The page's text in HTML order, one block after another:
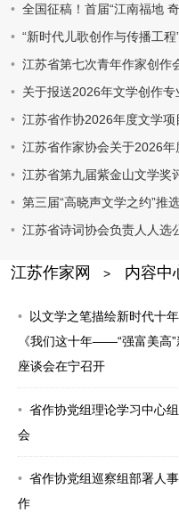
全国征稿！首届“江南福地
“新时代儿歌创作与传播工程
江苏省第七次青年作家创作
关于报送2026年文学创作专
江苏省作协2026年度文学
江苏省作家协会关于2026
江苏省第九届紫金山文学奖
第三届“高晓声文学之约”推
江苏省诗词协会负责人人选
江苏作家网 > 内容中
以文学之笔描绘新时代十
《我们这十年——“强富美高
座谈会在宁召开
省作协党组理论学习中心
会
省作协党组巡察组部署人
作